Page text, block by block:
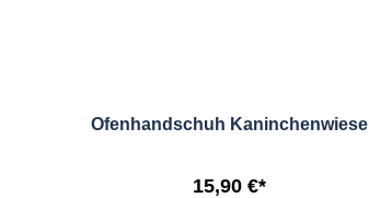
Ofenhandschuh Kaninchenwiese
15,90 €*